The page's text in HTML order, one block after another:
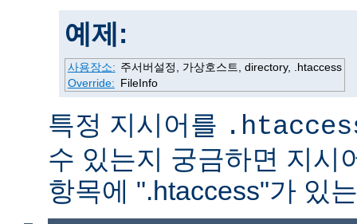
예제:
사용장소: 주서버설정, 가상호스트, directory, .htaccess
Override: FileInfo
특정 지시어를
수 있는지 궁금하면 지시
항목에 ".htaccess"가 있